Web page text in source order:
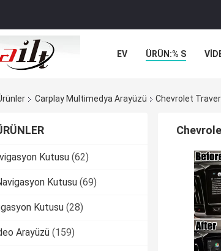
EV ÜRÜN:% S
Carplay Multimedya Arayüzü Chevrolet
Kutusu (62)
Kutusu (69)
Kutusu (28)
Arayüzü (159)